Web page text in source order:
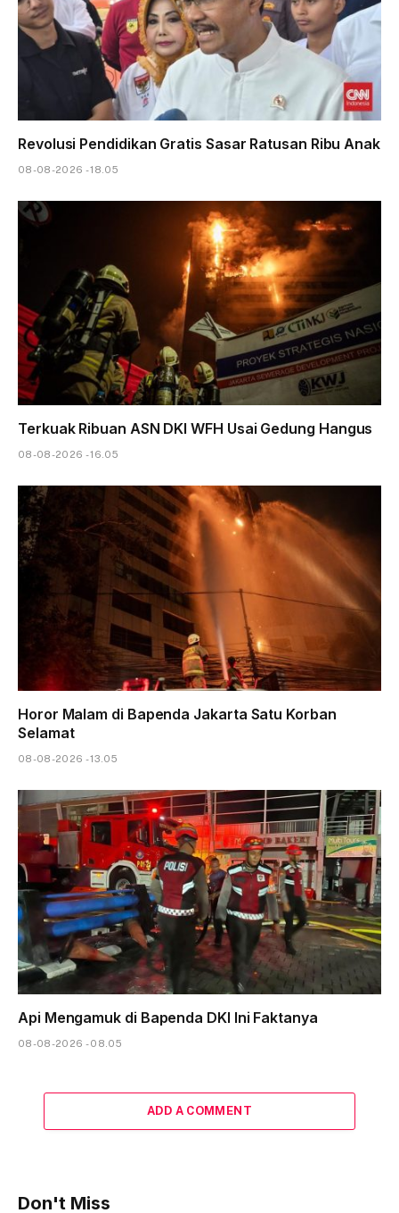
Revolusi Pendidikan Gratis Sasar Ratusan Ribu Anak
08-08-2026 - 18.05
Terkuak Ribuan ASN DKI WFH Usai Gedung Hangus
08-08-2026 - 16.05
Horor Malam di Bapenda Jakarta Satu Korban
Selamat
08-08-2026 - 13.05
Api Mengamuk di Bapenda DKI Ini Faktanya
08-08-2026 - 08.05
ADD A COMMENT
Don't Miss